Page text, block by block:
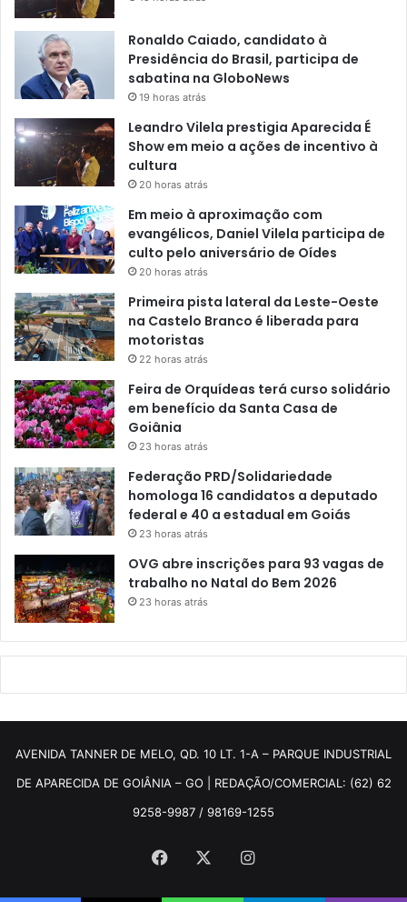
Ronaldo Caiado, candidato à
Presidência do Brasil, participa de
sabatina na GloboNews
19 horas atrás
Leandro Vilela prestigia Aparecida É
Show em meio a ações de incentivo à
cultura
20 horas atrás
Em meio à aproximação com
evangélicos, Daniel Vilela participa de
culto pelo aniversário de Oídes
20 horas atrás
Primeira pista lateral da Leste-Oeste
na Castelo Branco é liberada para
motoristas
22 horas atrás
Feira de Orquídeas terá curso solidário
em benefício da Santa Casa de
Goiânia
23 horas atrás
Federação PRD/Solidariedade
homologa 16 candidatos a deputado
federal e 40 a estadual em Goiás
23 horas atrás
OVG abre inscrições para 93 vagas de
trabalho no Natal do Bem 2026
23 horas atrás
AVENIDA TANNER DE MELO, QD. 10 LT. 1-A – PARQUE INDUSTRIAL
DE APARECIDA DE GOIÂNIA – GO | REDAÇÃO/COMERCIAL: (62) 62
9258-9987 / 98169-1255
Facebook Instagram